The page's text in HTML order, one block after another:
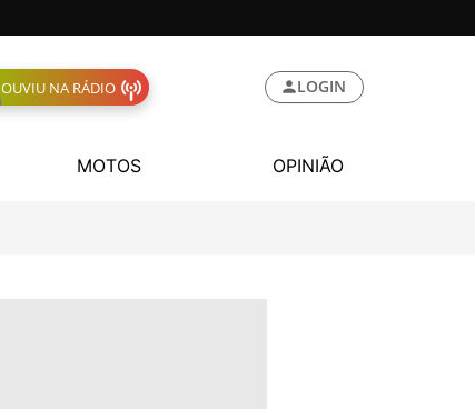
OUVIU NA RÁDIO LOGIN
MOTOS OPINIÃO